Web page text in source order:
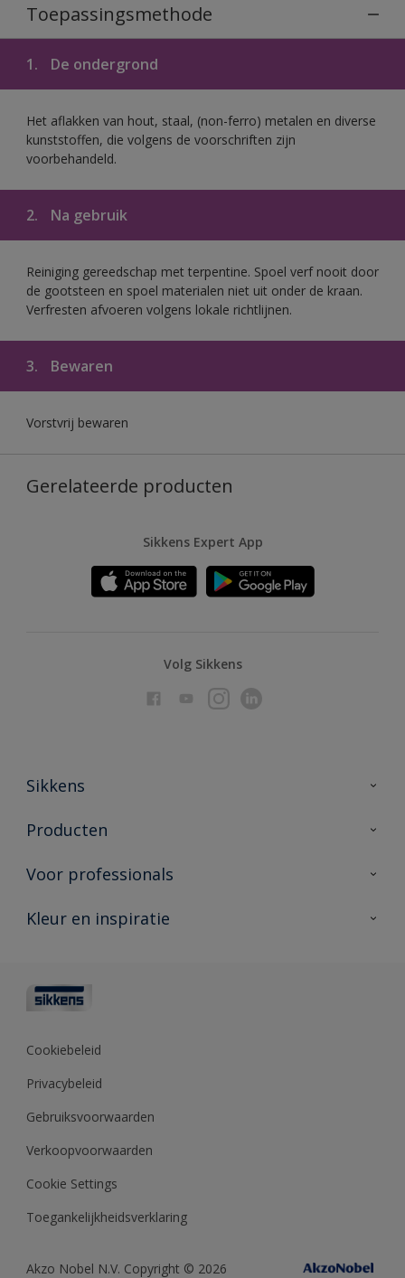
Toepassingsmethode
1. De ondergrond
Het aflakken van hout, staal, (non-ferro) metalen en diverse
kunststoffen, die volgens de voorschriften zijn
voorbehandeld.
2. Na gebruik
Reiniging gereedschap met terpentine. Spoel verf nooit door
de gootsteen en spoel materialen niet uit onder de kraan.
Verfresten afvoeren volgens lokale richtlijnen.
3. Bewaren
Vorstvrij bewaren
Gerelateerde producten
Sikkens Expert App
Volg Sikkens
Sikkens
Over Sikkens
Duurzaamheid
Producten
Producten voor binnen
Vind je verkooppunt
Voor professionals
Advies & service
Polyfilla Pro
Sikkens Center
Kleur en inspiratie
Kleurcollecties
Kennisbank
Cookiebeleid
Privacybeleid
Gebruiksvoorwaarden
Verkoopvoorwaarden
Cookie Settings
Toegankelijkheidsverklaring
Akzo Nobel N.V. Copyright © 2026